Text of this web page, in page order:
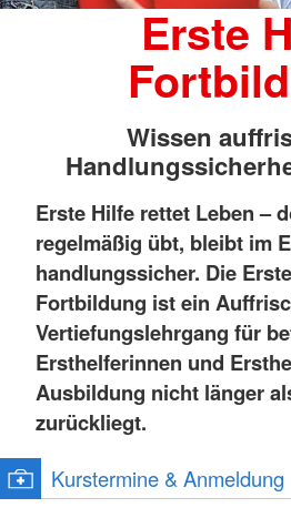
Erste
Wissen
Erste Hilfe rettet Leben –
regelmäßig übt, bleibt im
handlungssicher. Die
Fortbildung ist ein
Vertiefungslehrgang für
Ersthelferinnen und
Ausbildung nicht länger
zurückliegt.
Kurstermine & Anmeldung